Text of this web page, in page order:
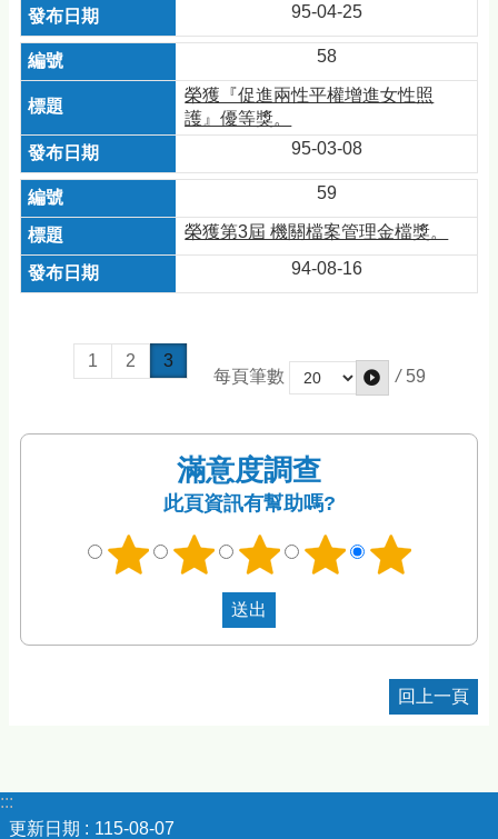
95-04-25
58
榮獲『促進兩性平權增進女性照
護』優等獎。
95-03-08
59
榮獲第3屆 機關檔案管理金檔獎。
94-08-16
1 2
3
每頁筆數
/ 59
滿意度調查
此頁資訊有幫助嗎?
回上一頁
:::
更新日期
115-08-07